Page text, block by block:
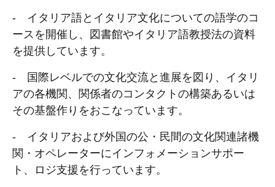
‐ イタリア語とイタリア文化についての語学のコ
ースを開催し、図書館やイタリア語教授法の資料
を提供しています。
‐ 国際レベルでの文化交流と進展を図り、イタリ
アの各機関、関係者のコンタクトの構築あるいは
その基盤作りをおこなっています。
‐ イタリアおよび外国の公・民間の文化関連諸機
関・オペレーターにインフォメーションサポー
ト、ロジ支援を行っています。